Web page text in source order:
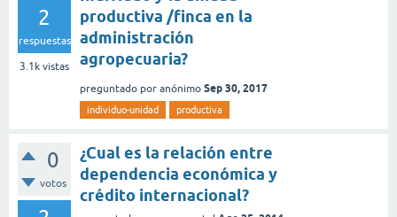
2
respuestas
3.1k vistas
productiva /finca en la
administración
agropecuaria?
preguntado por anónimo Sep 30, 2017
individuo-unidad productiva
0
votos
¿Cual es la relación entre
dependencia económica y
crédito internacional?